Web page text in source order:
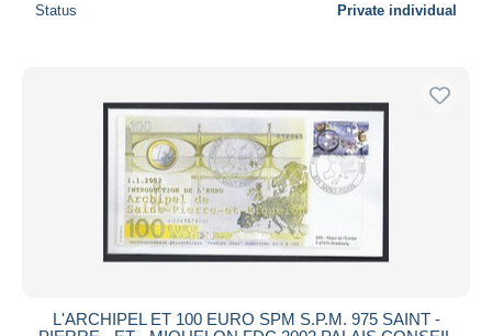
Status Private individual
L'ARCHIPEL ET 100 EURO SPM S.P.M. 975 SAINT -